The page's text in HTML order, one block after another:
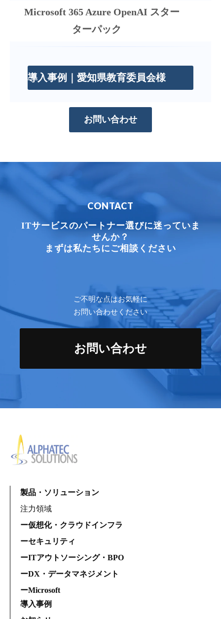
Microsoft 365 Azure OpenAI スター
ターパック
導入事例｜愛知県教育委員会様
お問い合わせ
CONTACT
ITサービスのパートナー選びに迷っていま
せんか？
まずは私たちにご相談ください
ご不明な点はお気軽に
お問い合わせください
お問い合わせ
製品・ソリューション
注力領域
ー仮想化・クラウドインフラ
ーセキュリティ
ーITアウトソーシング・BPO
ーDX・データマネジメント
ーMicrosoft
導入事例